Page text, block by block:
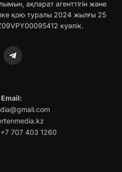
ақпарат агенттігін және
қою туралы 2024 жылғы 25
куәлік.
Telegram
Email:
+7 707 403 1260